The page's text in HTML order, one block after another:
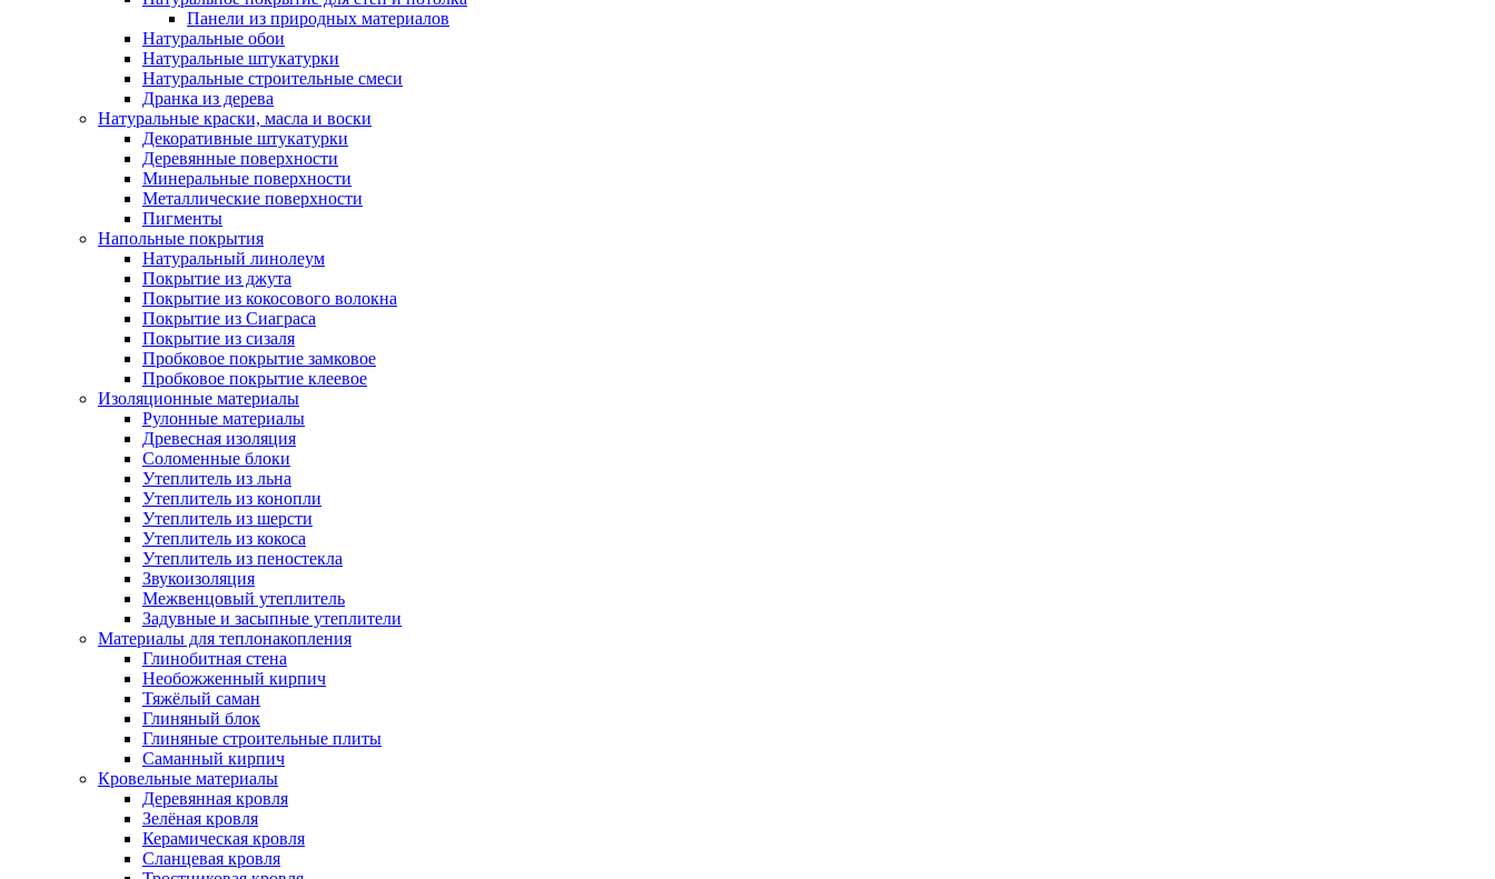
Панели из природных материалов
Натуральные обои
Натуральные штукатурки
Натуральные строительные смеси
Дранка из дерева
Натуральные краски, масла и воски
Декоративные штукатурки
Деревянные поверхности
Минеральные поверхности
Металлические поверхности
Пигменты
Напольные покрытия
Натуральный линолеум
Покрытие из джута
Покрытие из кокосового волокна
Покрытие из Сиаграса
Покрытие из сизаля
Пробковое покрытие замковое
Пробковое покрытие клеевое
Изоляционные материалы
Рулонные материалы
Древесная изоляция
Соломенные блоки
Утеплитель из льна
Утеплитель из конопли
Утеплитель из шерсти
Утеплитель из кокоса
Утеплитель из пеностекла
Звукоизоляция
Межвенцовый утеплитель
Задувные и засыпные утеплители
Материалы для теплонакопления
Глинобитная стена
Необожженный кирпич
Тяжёлый саман
Глиняный блок
Глиняные строительные плиты
Саманный кирпич
Кровельные материалы
Деревянная кровля
Зелёная кровля
Керамическая кровля
Сланцевая кровля